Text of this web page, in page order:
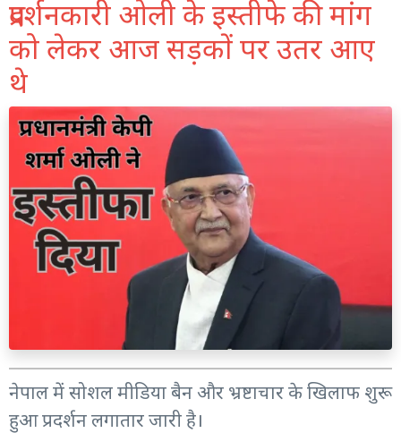
प्रदर्शनकारी ओली के इस्तीफे की मांग
को लेकर आज सड़कों पर उतर आए
थे
नेपाल में सोशल मीडिया बैन और भ्रष्टाचार के खिलाफ शुरू
हुआ प्रदर्शन लगातार जारी है।